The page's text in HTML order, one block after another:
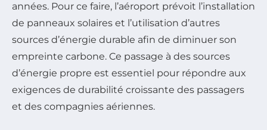
années. Pour ce faire, l’aéroport prévoit l’installation
de panneaux solaires et l’utilisation d’autres
sources d’énergie durable afin de diminuer son
empreinte carbone. Ce passage à des sources
d’énergie propre est essentiel pour répondre aux
exigences de durabilité croissante des passagers
et des compagnies aériennes.